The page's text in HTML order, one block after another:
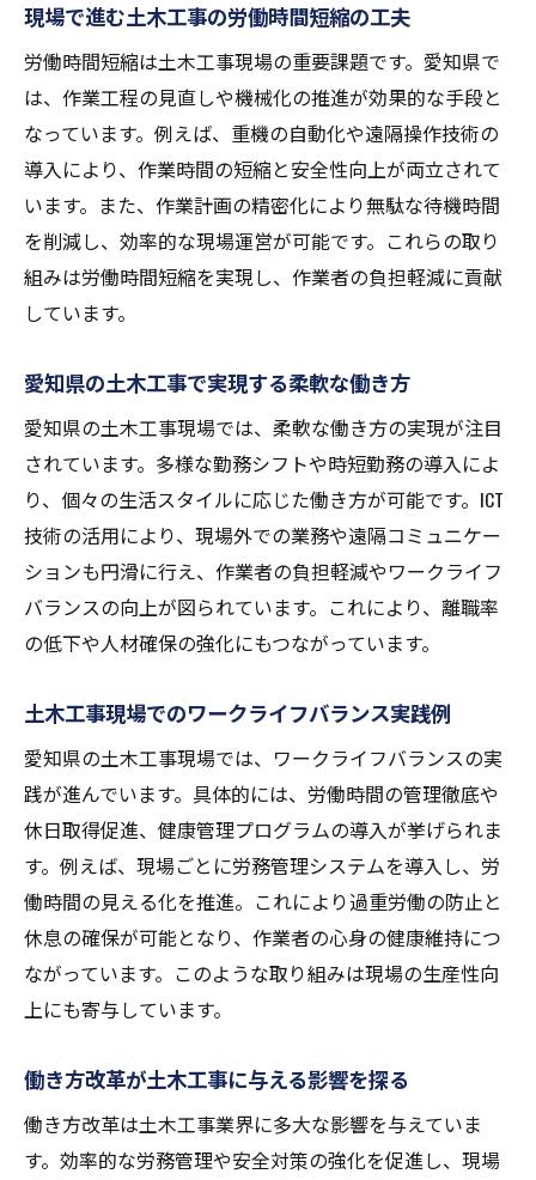
現場で進む土木工事の労働時間短縮の工夫
労働時間短縮は土木工事現場の重要課題です。愛知県で
は、作業工程の見直しや機械化の推進が効果的な手段と
なっています。例えば、重機の自動化や遠隔操作技術の
導入により、作業時間の短縮と安全性向上が両立されて
います。また、作業計画の精密化により無駄な待機時間
を削減し、効率的な現場運営が可能です。これらの取り
組みは労働時間短縮を実現し、作業者の負担軽減に貢献
しています。
愛知県の土木工事で実現する柔軟な働き方
愛知県の土木工事現場では、柔軟な働き方の実現が注目
されています。多様な勤務シフトや時短勤務の導入によ
り、個々の生活スタイルに応じた働き方が可能です。ICT
技術の活用により、現場外での業務や遠隔コミュニケー
ションも円滑に行え、作業者の負担軽減やワークライフ
バランスの向上が図られています。これにより、離職率
の低下や人材確保の強化にもつながっています。
土木工事現場でのワークライフバランス実践例
愛知県の土木工事現場では、ワークライフバランスの実
践が進んでいます。具体的には、労働時間の管理徹底や
休日取得促進、健康管理プログラムの導入が挙げられま
す。例えば、現場ごとに労務管理システムを導入し、労
働時間の見える化を推進。これにより過重労働の防止と
休息の確保が可能となり、作業者の心身の健康維持につ
ながっています。このような取り組みは現場の生産性向
上にも寄与しています。
働き方改革が土木工事に与える影響を探る
働き方改革は土木工事業界に多大な影響を与えていま
す。効率的な労務管理や安全対策の強化を促進し、現場